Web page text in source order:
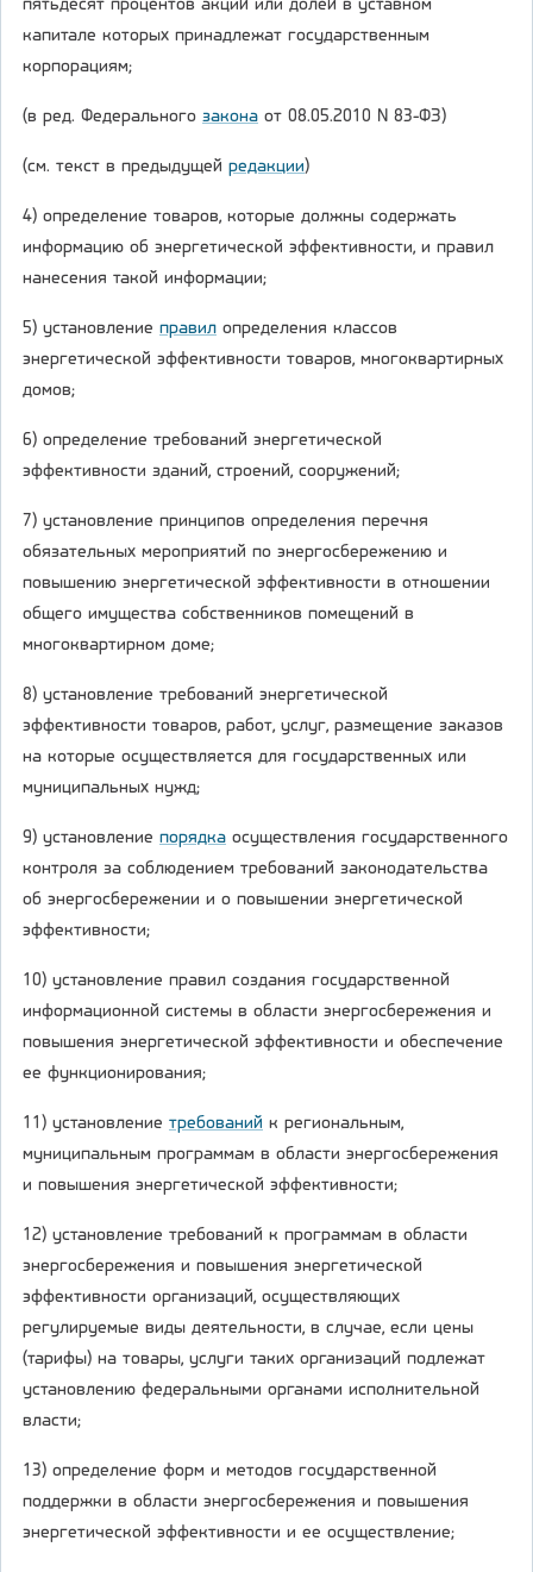
пятьдесят процентов акций или долей в уставном
капитале которых принадлежат государственным
корпорациям;
(в ред. Федерального закона от 08.05.2010 N 83-ФЗ)
(см. текст в предыдущей редакции)
4) определение товаров, которые должны содержать
информацию об энергетической эффективности, и правил
нанесения такой информации;
5) установление правил определения классов
энергетической эффективности товаров, многоквартирных
домов;
6) определение требований энергетической
эффективности зданий, строений, сооружений;
7) установление принципов определения перечня
обязательных мероприятий по энергосбережению и
повышению энергетической эффективности в отношении
общего имущества собственников помещений в
многоквартирном доме;
8) установление требований энергетической
эффективности товаров, работ, услуг, размещение заказов
на которые осуществляется для государственных или
муниципальных нужд;
9) установление порядка осуществления государственного
контроля за соблюдением требований законодательства
об энергосбережении и о повышении энергетической
эффективности;
10) установление правил создания государственной
информационной системы в области энергосбережения и
повышения энергетической эффективности и обеспечение
ее функционирования;
11) установление требований к региональным,
муниципальным программам в области энергосбережения
и повышения энергетической эффективности;
12) установление требований к программам в области
энергосбережения и повышения энергетической
эффективности организаций, осуществляющих
регулируемые виды деятельности, в случае, если цены
(тарифы) на товары, услуги таких организаций подлежат
установлению федеральными органами исполнительной
власти;
13) определение форм и методов государственной
поддержки в области энергосбережения и повышения
энергетической эффективности и ее осуществление;